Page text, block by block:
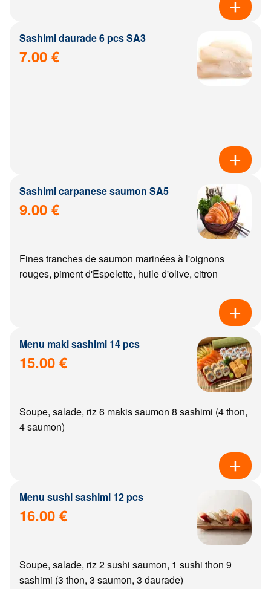
Sashimi daurade 6 pcs SA3
7.00 €
Sashimi carpanese saumon SA5
9.00 €
Fines tranches de saumon marinées à l'oignons
rouges, piment d'Espelette, huile d'olive, citron
Menu maki sashimi 14 pcs
15.00 €
Soupe, salade, riz 6 makis saumon 8 sashimi (4 thon,
4 saumon)
Menu sushi sashimi 12 pcs
16.00 €
Soupe, salade, riz 2 sushi saumon, 1 sushi thon 9
sashimi (3 thon, 3 saumon, 3 daurade)